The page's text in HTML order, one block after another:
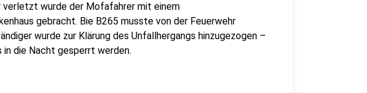
verletzt wurde der Mofafahrer mit einem
gebracht. Bie B265 musste von der Feuerwehr
wurde zur Klärung des Unfallhergangs hinzugezogen –
die Nacht gesperrt werden.